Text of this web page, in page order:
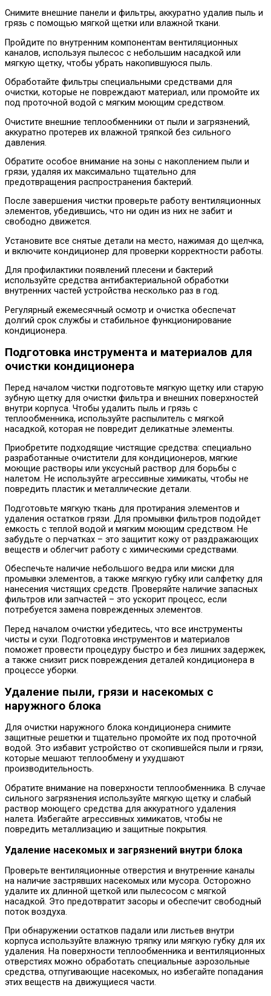
Снимите внешние панели и фильтры, аккуратно удалив пыль и
грязь с помощью мягкой щетки или влажной ткани.
Пройдите по внутренним компонентам вентиляционных
каналов, используя пылесос с небольшим насадкой или
мягкую щетку, чтобы убрать накопившуюся пыль.
Обработайте фильтры специальными средствами для
очистки, которые не повреждают материал, или промойте их
под проточной водой с мягким моющим средством.
Очистите внешние теплообменники от пыли и загрязнений,
аккуратно протерев их влажной тряпкой без сильного
давления.
Обратите особое внимание на зоны с накоплением пыли и
грязи, удаляя их максимально тщательно для
предотвращения распространения бактерий.
После завершения чистки проверьте работу вентиляционных
элементов, убедившись, что ни один из них не забит и
свободно движется.
Установите все снятые детали на место, нажимая до щелчка,
и включите кондиционер для проверки корректности работы.
Для профилактики появлений плесени и бактерий
используйте средства антибактериальной обработки
внутренних частей устройства несколько раз в год.
Регулярный ежемесячный осмотр и очистка обеспечат
долгий срок службы и стабильное функционирование
кондиционера.
Подготовка инструмента и материалов для
очистки кондиционера
Перед началом чистки подготовьте мягкую щетку или старую
зубную щетку для очистки фильтра и внешних поверхностей
внутри корпуса. Чтобы удалить пыль и грязь с
теплообменника, используйте распылитель с мягкой
насадкой, которая не повредит деликатные элементы.
Приобретите подходящие чистящие средства: специально
разработанные очистители для кондиционеров, мягкие
моющие растворы или уксусный раствор для борьбы с
налетом. Не используйте агрессивные химикаты, чтобы не
повредить пластик и металлические детали.
Подготовьте мягкую ткань для протирания элементов и
удаления остатков грязи. Для промывки фильтров подойдет
емкость с теплой водой и мягким моющим средством. Не
забудьте о перчатках – это защитит кожу от раздражающих
веществ и облегчит работу с химическими средствами.
Обеспечьте наличие небольшого ведра или миски для
промывки элементов, а также мягкую губку или салфетку для
нанесения чистящих средств. Проверяйте наличие запасных
фильтров или запчастей – это ускорит процесс, если
потребуется замена поврежденных элементов.
Перед началом очистки убедитесь, что все инструменты
чисты и сухи. Подготовка инструментов и материалов
поможет провести процедуру быстро и без лишних задержек,
а также снизит риск повреждения деталей кондиционера в
процессе уборки.
Удаление пыли, грязи и насекомых с
наружного блока
Для очистки наружного блока кондиционера снимите
защитные решетки и тщательно промойте их под проточной
водой. Это избавит устройство от скопившейся пыли и грязи,
которые мешают теплообмену и ухудшают
производительность.
Обратите внимание на поверхности теплообменника. В случае
сильного загрязнения используйте мягкую щетку и слабый
раствор моющего средства для аккуратного удаления
налета. Избегайте агрессивных химикатов, чтобы не
повредить металлизацию и защитные покрытия.
Удаление насекомых и загрязнений внутри блока
Проверьте вентиляционные отверстия и внутренние каналы
на наличие застрявших насекомых или мусора. Осторожно
удалите их длинной щеткой или пылесосом с мягкой
насадкой. Это предотвратит засоры и обеспечит свободный
поток воздуха.
При обнаружении остатков падали или листьев внутри
корпуса используйте влажную тряпку или мягкую губку для их
удаления. На поверхности теплообменника и вентиляционных
отверстиях можно обработать специальные аэрозольные
средства, отпугивающие насекомых, но избегайте попадания
этих веществ на движущиеся части.